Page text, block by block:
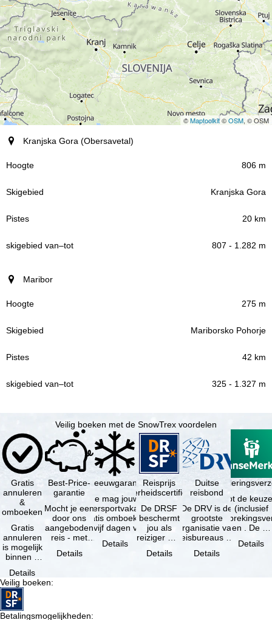
©Maptoolkit©OSM, © OSM
Plaatsen (regio)
Hoogte
skigebied
–
Kranjska Gora (Obersavetal)
806 m
Kranjska Gora
20 km
807 - 1.282 m
Maribor
275 m
Mariborsko Pohorje
42 km
325 - 1.327 m
Veilig boeken met de SnowTrex voordelen
Gratis
annuleren
&
omboeken
Gratis
annuleren
is mogelijk
binnen 5
de
boeking,
als jouw
vakantie …
Details
Best-Price-
garantie
Mocht je een
door ons
aangeboden
reis - met
beschikbaarheid
Details
Sneeuwgarantie
Je mag jouw
wintersportvakantie
gratis omboeken
als vijf dagen voor
Details
Reisprijs
zekerheidscertificaat
De DRSF
beschermt
jou als
reiziger met
pakketreis
Details
Duitse
reisbond
De DRV is de
grootste
organisatie van
reisbureaus en
in Duitsland. …
Details
Je hebt de
(inclusief
en . De …
Details
Veilig boeken:
Betalingsmogelijkheden: